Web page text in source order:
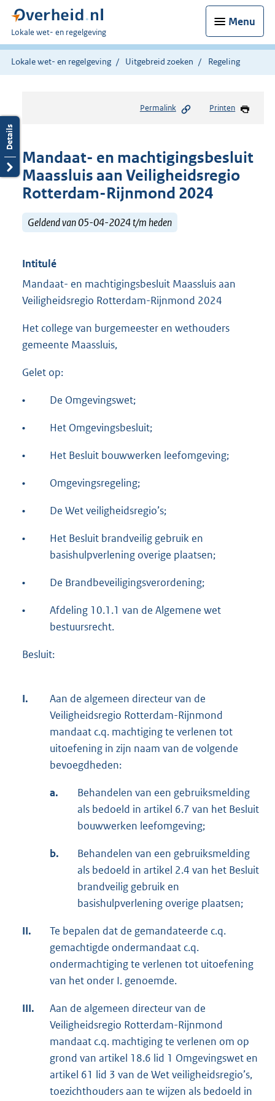
Menu
U
bent
hier:
Lokale wet- en regelgeving
Lokale wet- en regelgeving Uitgebreid zoeken Regeling
Permalink Printen
Mandaat- en machtigingsbesluit
Maassluis aan Veiligheidsregio
Rotterdam-Rijnmond 2024
Geldend van 05-04-2024 t/m heden
Intitulé
Mandaat- en machtigingsbesluit Maassluis aan
Veiligheidsregio Rotterdam-Rijnmond 2024
Het college van burgemeester en wethouders
gemeente Maassluis,
Gelet op:
• De Omgevingswet;
• Het Omgevingsbesluit;
• Het Besluit bouwwerken leefomgeving;
• Omgevingsregeling;
• De Wet veiligheidsregio’s;
•
Het Besluit brandveilig gebruik en
basishulpverlening overige plaatsen;
• De Brandbeveiligingsverordening;
•
Afdeling 10.1.1 van de Algemene wet
bestuursrecht.
Besluit:
I.
Aan de algemeen directeur van de
Veiligheidsregio Rotterdam-Rijnmond
mandaat c.q. machtiging te verlenen tot
uitoefening in zijn naam van de volgende
bevoegdheden:
a.
Behandelen van een gebruiksmelding
als bedoeld in artikel 6.7 van het Besluit
bouwwerken leefomgeving;
b.
Behandelen van een gebruiksmelding
als bedoeld in artikel 2.4 van het Besluit
brandveilig gebruik en
basishulpverlening overige plaatsen;
II.
Te bepalen dat de gemandateerde c.q.
gemachtigde ondermandaat c.q.
ondermachtiging te verlenen tot uitoefening
van het onder I. genoemde.
III.
Aan de algemeen directeur van de
Veiligheidsregio Rotterdam-Rijnmond
mandaat c.q. machtiging te verlenen om op
grond van artikel 18.6 lid 1 Omgevingswet en
artikel 61 lid 3 van de Wet veiligheidsregio’s,
toezichthouders aan te wijzen als bedoeld in